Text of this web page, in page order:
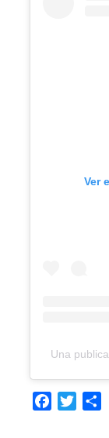
Ver
Una
Facebook
Twitter